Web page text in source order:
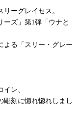
ーグレイセス。
ーズ」第1弾「ウナと
よる「スリー・グレー
ン、
彫刻に惚れ惚れしまし